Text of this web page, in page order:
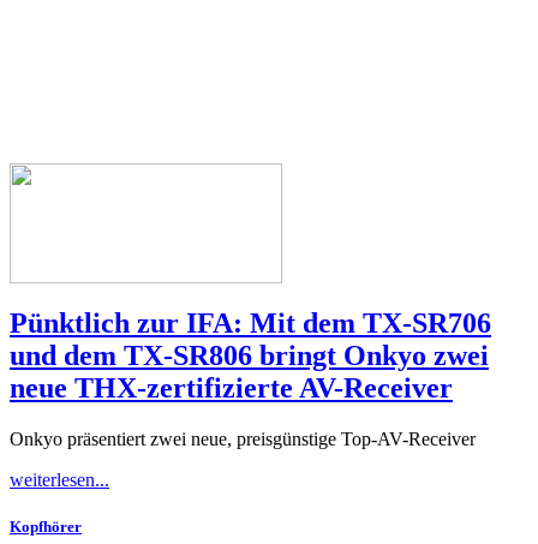
Pünktlich zur IFA: Mit dem TX-SR706
und dem TX-SR806 bringt Onkyo zwei
neue THX-zertifizierte AV-Receiver
Onkyo präsentiert zwei neue, preisgünstige Top-AV-Receiver
weiterlesen...
Kopfhörer